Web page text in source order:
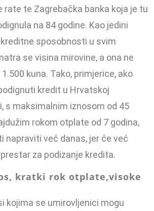
rate te Zagrebačka banka koja je tu
na 84 godine. Kao jedini
sposobnosti u svim
se vis­ina mirovine, a ona ne
kuna. Tako, primje­rice, ako
kredit u Hrvatskoj
s maksimalnim iznosom od 45
rokom ot­plate od 7 godina,
napraviti već danas, jer će već
za podizanje kredita.
kratki rok otplate,visoke
kojima se umirovljenici mogu